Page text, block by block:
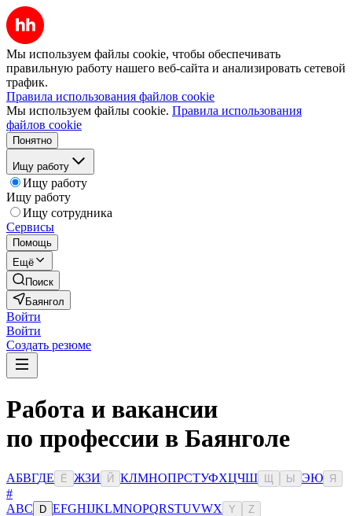
Мы используем файлы cookie, чтобы обеспечивать
правильную работу нашего веб-сайта и анализировать сетевой
трафик.
Правила использования файлов cookie
Мы используем файлы cookie. Правила использования
файлов cookie
Понятно
Ищу работу
Ищу работу
Ищу работу
Ищу сотрудника
Сервисы
Помощь
Ещё
Поиск
Баянгол
Войти
Войти
Создать резюме
Работа и вакансии
по профессии в Баянголе
АБВГДЕ Ё ЖЗИ Й КЛМНОПРСТУФХЦЧШ Ы ЭЮ Я
#
ABC D EFGHIJKLMNOPQRSTUVWX Y Z